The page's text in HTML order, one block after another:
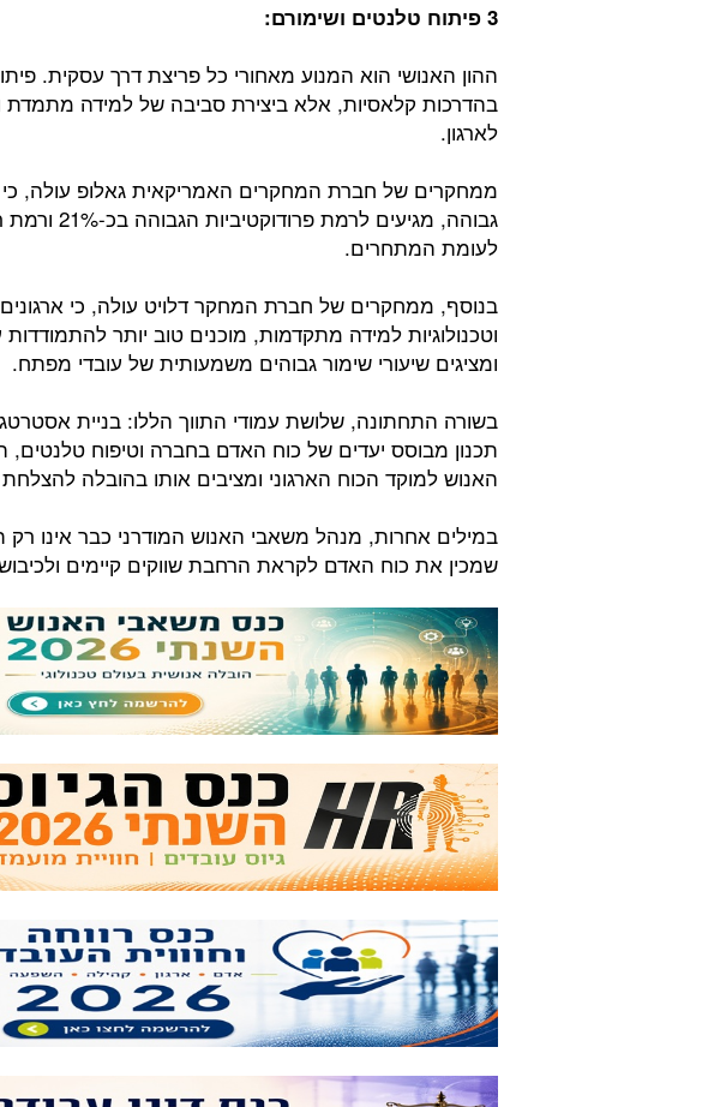
3 פיתוח טלנטים ושימורם:
ההון האנושי הוא המנוע מאחורי כל פריצת דרך עסקית.
בהדרכות קלאסיות, אלא ביצירת סביבה של למידה מתמדת
לארגון.
ממחקרים של חברת המחקרים האמריקאית גאלופ עולה, כי
לעומת המתחרים.
בנוסף, ממחקרים של חברת המחקר דלויט עולה, כי
וטכנולוגיות למידה מתקדמות, מוכנים טוב יותר
ומציגים שיעורי שימור גבוהים משמעותית של עובדי מפתח.
בשורה התחתונה, שלושת עמודי התווך הללו: בניית
תכנון מבוסס יעדים של כוח האדם בחברה וטיפוח
האנוש למוקד הכוח הארגוני ומציבים אותו בהובלה להצלחת
במילים אחרות, מנהל משאבי האנוש המודרני כבר אינו רק
שמכין את כוח האדם לקראת הרחבת שווקים קיימים